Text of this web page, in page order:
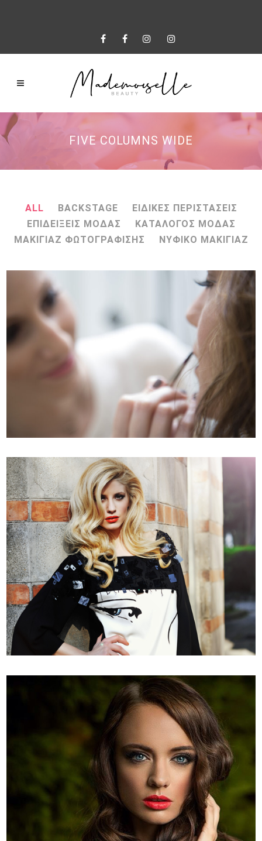
FIVE COLUMNS WIDE
ALL BACKSTAGE
ΕΙΔΙΚΕΣ ΠΕΡΙΣΤΑΣΕΙΣ
ΕΠΙΔΕΙΞΕΙΣ ΜΟΔΑΣ
ΚΑΤΑΛΟΓΟΣ ΜΟΔΑΣ
ΜΑΚΙΓΙΑΖ ΦΩΤΟΓΡΑΦΙΣΗΣ
ΝΥΦΙΚΟ ΜΑΚΙΓΙΑΖ